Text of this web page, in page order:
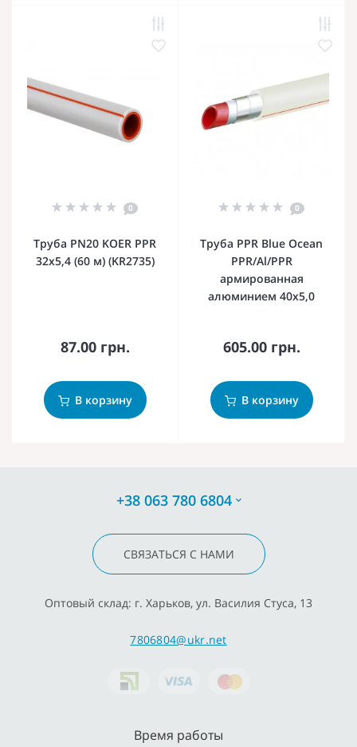
0
Труба PN20 KOER PPR
32x5,4 (60 м) (KR2735)
87.00 грн.
В корзину
0
Труба PPR Blue Ocean
PPR/Al/PPR
армированная
алюминием 40х5,0
605.00 грн.
В корзину
+38 063 780 6804
СВЯЗАТЬСЯ С НАМИ
Оптовый склад: г. Харьков, ул. Василия Стуса, 13
7806804@ukr.net
Время работы